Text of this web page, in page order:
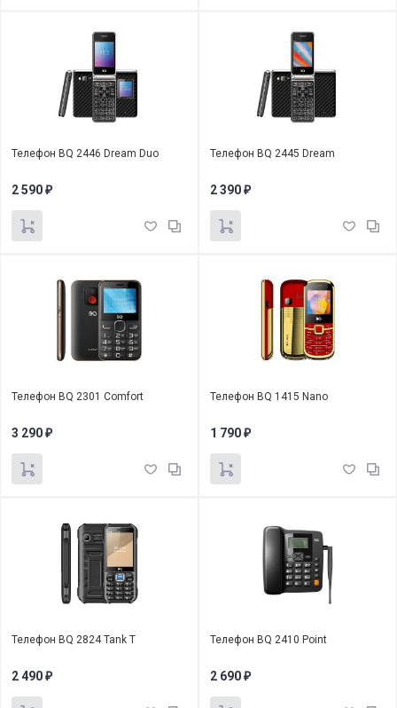
Телефон BQ 2446 Dream Duo
2 590 ₽
Телефон BQ 2445 Dream
2 390 ₽
Телефон BQ 2301 Comfort
3 290 ₽
Телефон BQ 1415 Nano
1 790 ₽
Телефон BQ 2824 Tank T
2 490 ₽
Телефон BQ 2410 Point
2 690 ₽